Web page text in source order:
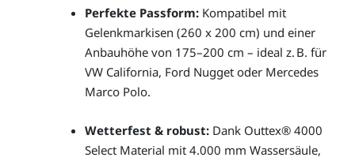
Perfekte Passform: Kompatibel mit
Gelenkmarkisen (260 x 200 cm) und einer
Anbauhöhe von 175–200 cm – ideal z. B. für
VW California, Ford Nugget oder Mercedes
Marco Polo.
Wetterfest & robust: Dank Outtex® 4000
Select Material mit 4.000 mm Wassersäule,